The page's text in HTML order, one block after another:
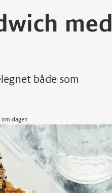
med
både som
om dagen